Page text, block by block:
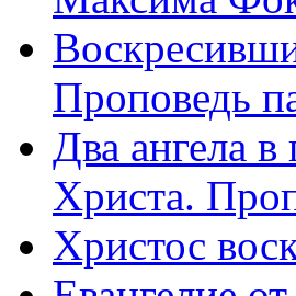
Проповедь
Два ангела
Христа.
Христос